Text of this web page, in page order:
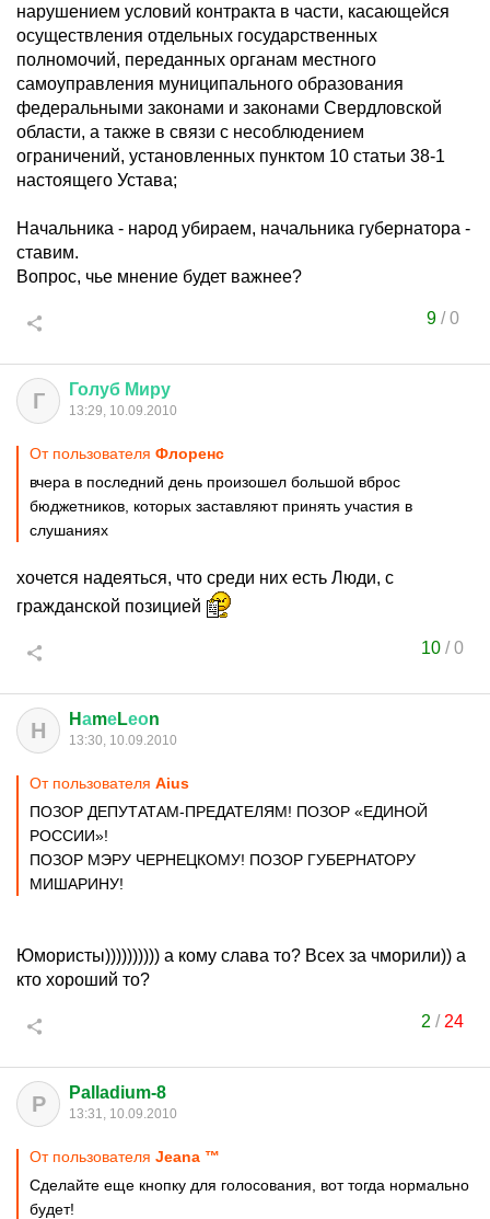
нарушением условий контракта в части, касающейся
осуществления отдельных государственных
полномочий, переданных органам местного
самоуправления муниципального образования
федеральными законами и законами Свердловской
области, а также в связи с несоблюдением
ограничений, установленных пунктом 10 статьи 38-1
настоящего Устава;
Начальника - народ убираем, начальника губернатора -
ставим.
Вопрос, чье мнение будет важнее?
9/0
Г Голуб Миру
13:29, 10.09.2010
От пользователя Флоренс
вчера в последний день произошел большой вброс
бюджетников, которых заставляют принять участия в
слушаниях
хочется надеяться, что среди них есть Люди, с
гражданской позицией
10 /0
H HаmеLеоn
13:30, 10.09.2010
От пользователя Aius
ПОЗОР ДЕПУТАТАМ-ПРЕДАТЕЛЯМ! ПОЗОР «ЕДИНОЙ
РОССИИ»!
ПОЗОР МЭРУ ЧЕРНЕЦКОМУ! ПОЗОР ГУБЕРНАТОРУ
МИШАРИНУ!
Юмористы)))))))))) а кому слава то? Всех за чморили)) а
кто хороший то?
2 / 24
P Palladium-8
13:31, 10.09.2010
От пользователя Jeana ™
Сделайте еще кнопку для голосования, вот тогда нормально
будет!